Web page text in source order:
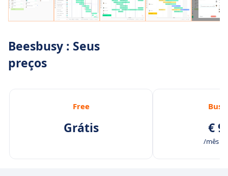
Beesbusy : Seus
preços
Free
Grátis €
/mês /